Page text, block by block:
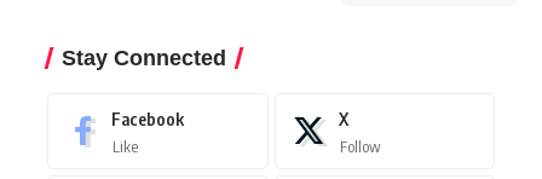
Stay Connected
Facebook
Like
X
Follow